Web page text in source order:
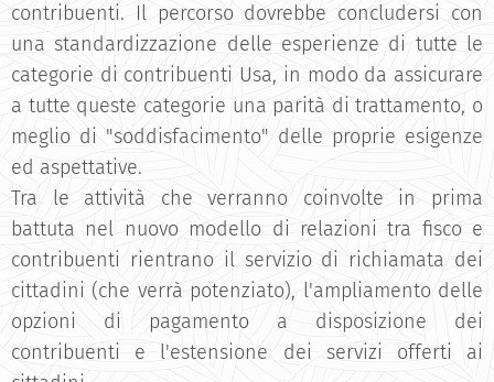
contribuenti. Il percorso dovrebbe concludersi con
una standardizzazione delle esperienze di tutte le
categorie di contribuenti Usa, in modo da assicurare
a tutte queste categorie una parità di trattamento, o
meglio di "soddisfacimento" delle proprie esigenze
ed aspettative.
Tra le attività che verranno coinvolte in prima
battuta nel nuovo modello di relazioni tra fisco e
contribuenti rientrano il servizio di richiamata dei
cittadini (che verrà potenziato), l'ampliamento delle
opzioni di pagamento a disposizione dei
contribuenti e l'estensione dei servizi offerti ai